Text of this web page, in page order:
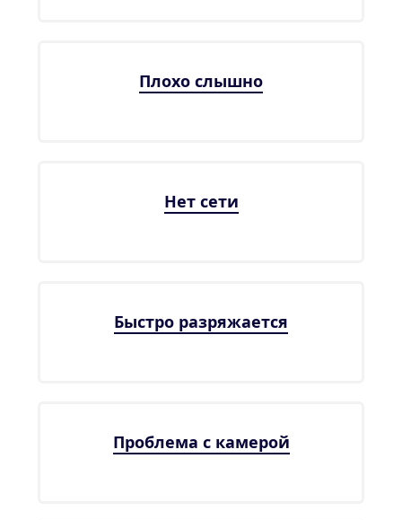
Плохо слышно
Нет сети
Быстро разряжается
Проблема с камерой